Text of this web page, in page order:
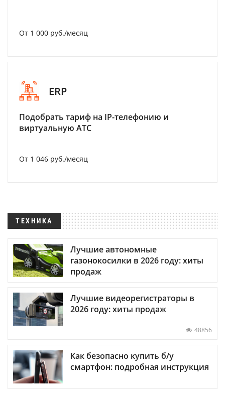
От 1 000 руб./месяц
ERP
Подобрать тариф на IP-телефонию и
виртуальную АТС
От 1 046 руб./месяц
ТЕХНИКА
Лучшие автономные
газонокосилки в 2026 году: хиты
продаж
Лучшие видеорегистраторы в
2026 году: хиты продаж
48856
Как безопасно купить б/у
смартфон: подробная инструкция